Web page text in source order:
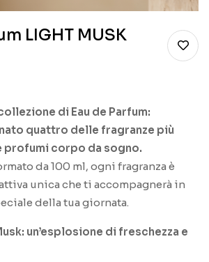
LIGHT MUSK
di Eau de Parfum:
quattro delle fragranze più
profumi corpo da sogno.
da 100 ml, ogni fragranza è
unica che ti accompagnerà in
della tua giornata.
un’esplosione di freschezza e